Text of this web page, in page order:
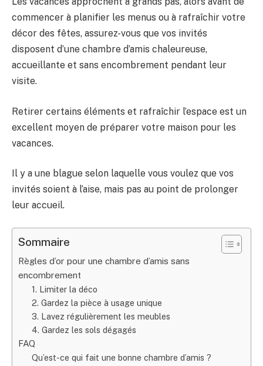
commencer à planifier les menus ou à rafraîchir votre
décor des fêtes, assurez-vous que vos invités
disposent d’une chambre d’amis chaleureuse,
accueillante et sans encombrement pendant leur
visite.
Retirer certains éléments et rafraîchir l’espace est un
excellent moyen de préparer votre maison pour les
vacances.
Il y a une blague selon laquelle vous voulez que vos
invités soient à l’aise, mais pas au point de prolonger
leur accueil.
Sommaire
Règles d’or pour une chambre d’amis sans
encombrement
1. Limiter la déco
2. Gardez la pièce à usage unique
3. Lavez régulièrement les meubles
4. Gardez les sols dégagés
FAQ
Qu’est-ce qui fait une bonne chambre d’amis ?